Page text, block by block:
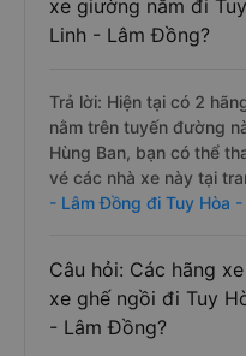
xe giường nằm đi
Linh - Lâm Đồng?
Trả lời: Hiện tại có 2
nằm trên tuyến đường
Hùng Ban, bạn có thể
vé các nhà xe này tại
- Lâm Đồng đi Tuy Hòa -
Câu hỏi: Các hãng
xe ghế ngồi đi Tuy
- Lâm Đồng?